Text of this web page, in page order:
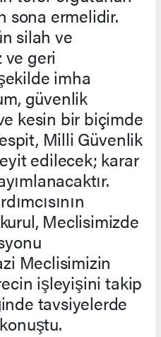
sona ermelidir.
silah ve
geri
imha
güvenlik
kesin bir biçimde
Milli Güvenlik
edilecek; karar
Meclisimizde
Meclisimizin
işleyişini takip
tavsiyelerde